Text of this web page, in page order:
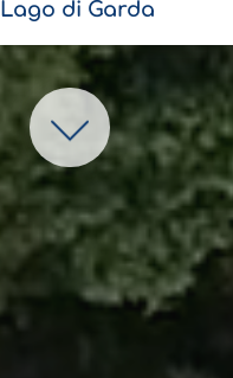
Lago di Garda